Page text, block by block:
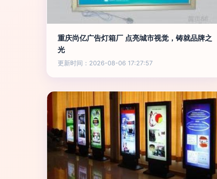
重庆尚亿广告灯箱厂 点亮城市视觉，铸就品牌之
光
更新时间：2026-08-06 17:27:57